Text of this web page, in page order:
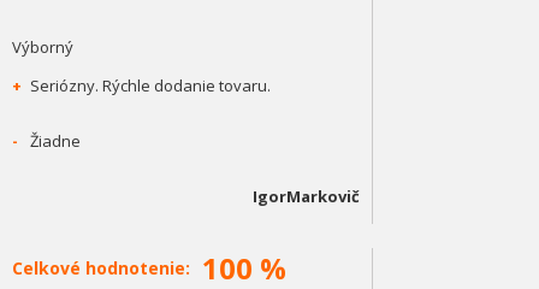
Výborný
+ Seriózny. Rýchle dodanie tovaru.
- Žiadne
IgorMarkovič
Celkové hodnotenie: 100 %